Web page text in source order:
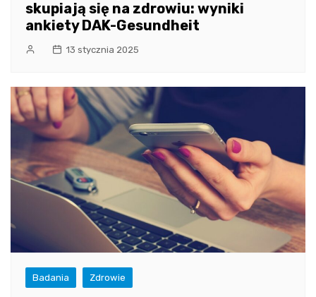
skupiają się na zdrowiu: wyniki
ankiety DAK-Gesundheit
13 stycznia 2025
Badania Zdrowie